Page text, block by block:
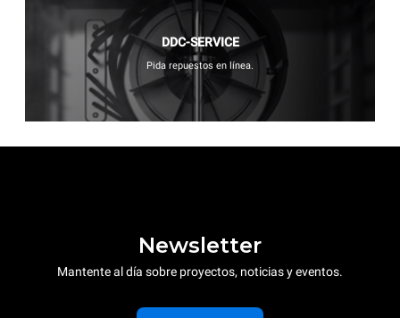
DDC-SERVICE
Pida repuestos en línea.
Newsletter
Mantente al día sobre proyectos, noticias y eventos.